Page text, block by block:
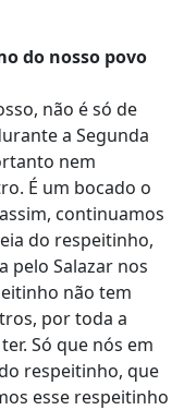
do nosso povo
não é só de
a Segunda
nem
É um bocado o
continuamos
do respeitinho,
pelo Salazar nos
não tem
por toda a
Só que nós em
respeitinho, que
esse respeitinho